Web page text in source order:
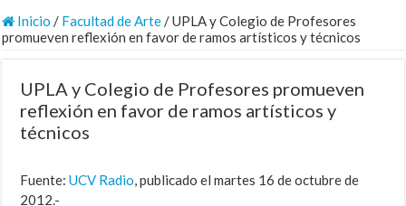
Inicio / Facultad de Arte/UPLA y Colegio de Profesores
promueven reflexión en favor de ramos artísticos y técnicos
UPLA y Colegio de Profesores promueven
reflexión en favor de ramos artísticos y
técnicos
Fuente:UCV Radio, publicado el martes 16 de octubre de
2012.-